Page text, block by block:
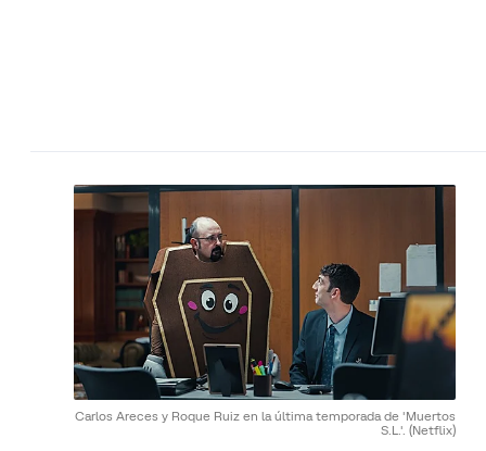
Carlos Areces y Roque Ruiz en la última temporada de 'Muertos
S.L.'. (Netflix)